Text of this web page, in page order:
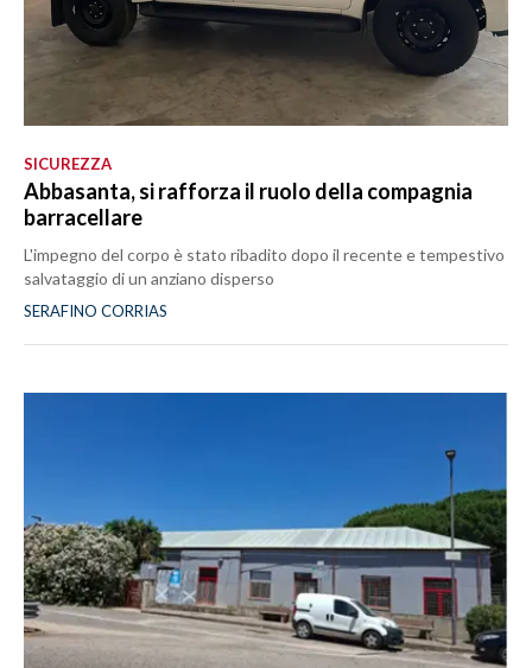
SICUREZZA
Abbasanta, si rafforza il ruolo della compagnia
barracellare
L'impegno del corpo è stato ribadito dopo il recente e tempestivo
salvataggio di un anziano disperso
SERAFINO CORRIAS